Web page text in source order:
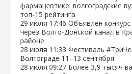
фармацевтике: волгоградские
топ‑15 рейтинга
29 июля 17:46 Объявлен
через Волго‑Донской канал в
районе
28 июля 11:33 Фестиваль
Волгограде 11–13 сентября
28 июля 09:27 Более 3,9 тысяч